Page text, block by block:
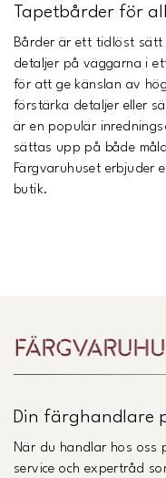
Tapetbårder för
Bårder är ett tidlöst sätt
detaljer på väggarna i
för att ge känslan av
förstärka detaljer eller
är en populär
sättas upp på både
Färgvaruhuset erbjuder
butik.
Din färghandlare
När du handlar hos oss
service och expertråd